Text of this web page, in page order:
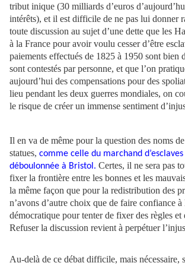
tribut inique (30 milliards d’euros
intérêts), et il est difficile de ne pas lui donner
toute discussion au sujet d’une dette que les
à la France pour avoir voulu cesser d’être
paiements effectués de 1825 à 1950 sont bien
sont contestés par personne, et que l’on
aujourd’hui des compensations pour des
lieu pendant les deux guerres mondiales, on
le risque de créer un immense sentiment
Il en va de même pour la question des noms
statues, comme celle du marchand
déboulonnée à Bristol. Certes, il ne sera pas
fixer la frontière entre les bonnes et les
la même façon que pour la redistribution des
n’avons d’autre choix que de faire confiance
démocratique pour tenter de fixer des règles et
Refuser la discussion revient à perpétuer
Au-delà de ce débat difficile, mais nécessaire,